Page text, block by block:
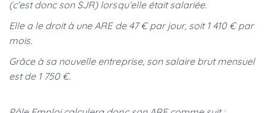
(c’est donc son SJR) lorsqu’elle était salariée.
Elle a le droit à une ARE de 47 € par jour, soit 1 410 € par
mois.
Grâce à sa nouvelle entreprise, son salaire brut mensuel
est de 1 750 €.